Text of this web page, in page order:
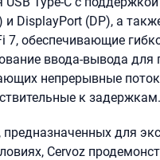
и DisplayPort (DP), а
7, обеспечивающие
ввода-вывода для
непрерывные
к задержкам.
предназначенных для
Cervoz